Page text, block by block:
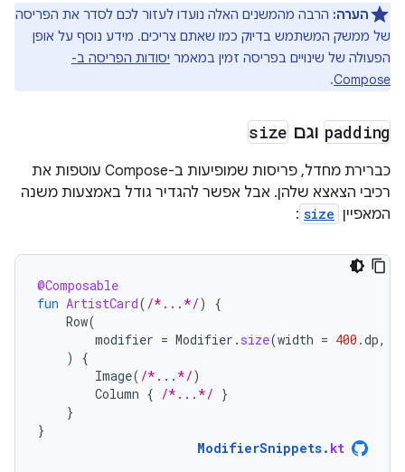
הערה: הרבה מהמשנים האלה נועדו לעזור לכם לסדר את הפריסה
של ממשק המשתמש בדיוק כמו שאתם צריכים. מידע נוסף על אופן
הפעולה של שינויים בפריסה זמין במאמר יסודות הפריסה ב-
Compose
.
padding וגם size
כברירת מחדל, פריסות שמופיעות ב-Compose עוטפות את
רכיבי הצאצא שלהן. אבל אפשר להגדיר גודל באמצעות משנה
המאפיין size
:
@Composable
fun ArtistCard( /*...*/)
{
Row(
modifier = Modifier . size(width = 400.dp,
)
{
Image( /*...*/)
Column { /*...*/ }
}
}
ModifierSnippets. kt